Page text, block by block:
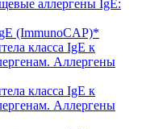
аллергены IgE:
(ImmunoCAP)*
класса IgE к
Аллергены
класса IgE к
Аллергены